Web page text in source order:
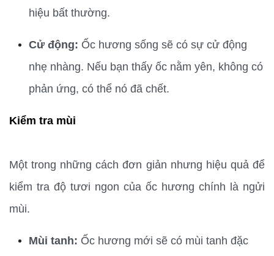
hiệu bất thường.
Cử động: Ốc hương sống sẽ có sự cử động
nhẹ nhàng. Nếu bạn thấy ốc nằm yên, không có
phản ứng, có thể nó đã chết.
Kiểm tra mùi
Một trong những cách đơn giản nhưng hiệu quả để
kiểm tra độ tươi ngon của ốc hương chính là ngửi
mùi.
Mùi tanh: Ốc hương mới sẽ có mùi tanh đặc